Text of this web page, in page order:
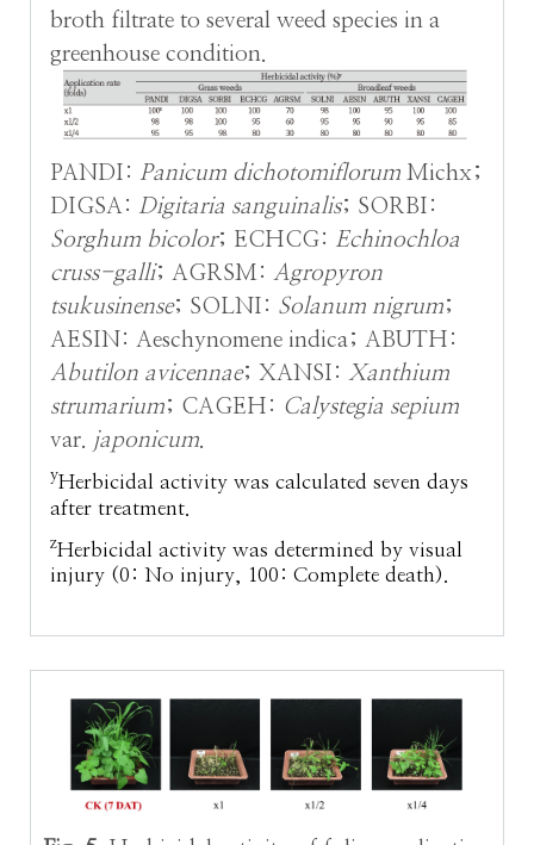
broth filtrate to several weed species in a
greenhouse condition.
PANDI: Panicum dichotomiflorum Michx;
DIGSA: Digitaria sanguinalis; SORBI:
Sorghum bicolor; ECHCG: Echinochloa
cruss-galli; AGRSM: Agropyron
tsukusinense; SOLNI: Solanum nigrum;
AESIN: Aeschynomene indica; ABUTH:
Abutilon avicennae; XANSI: Xanthium
strumarium; CAGEH: Calystegia sepium
var. japonicum
yHerbicidal activity was calculated seven days
after treatment.
zHerbicidal activity was determined by visual
injury (0: No injury, 100: Complete death).